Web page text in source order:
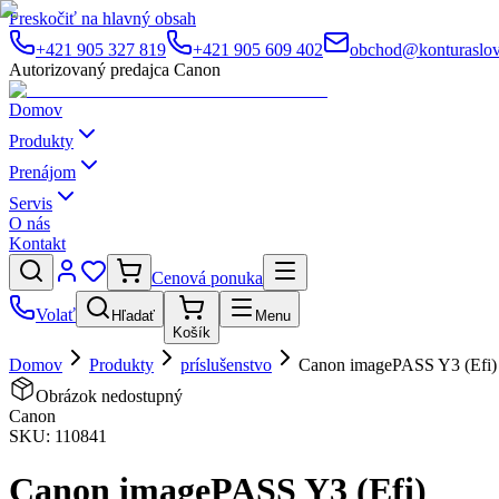
Preskočiť na hlavný obsah
+421 905 327 819
+421 905 609 402
Autorizovaný predajca Canon
Domov
Produkty
Prenájom
Servis
O nás
Kontakt
Cenová ponuka
Volať
Hľadať
Košík
Menu
Domov Produkty príslušenstvo
Canon imagePASS Y3 (Efi)
Obrázok nedostupný
Canon
SKU: 110841
Canon imagePASS Y3 (Efi)